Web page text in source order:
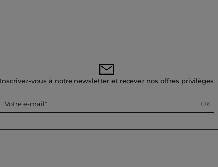
Inscrivez-vous à notre newsletter et recevez nos offres privilèges
Votre e-mail OK